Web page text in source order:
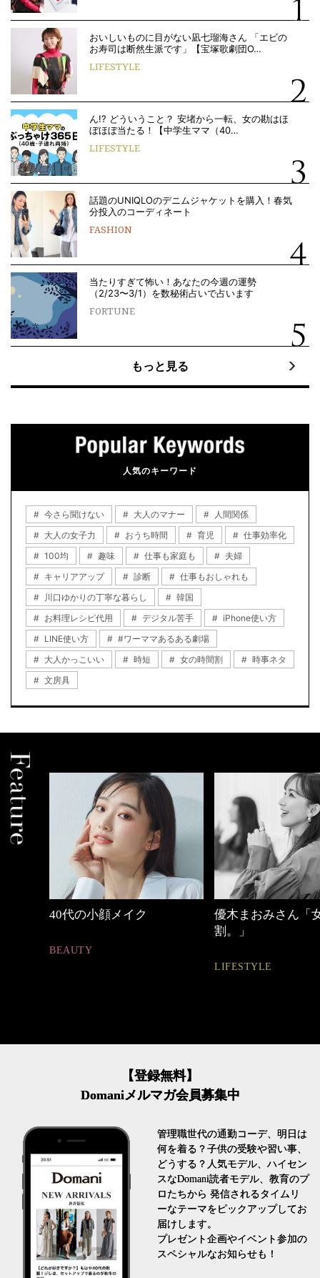
おいしいものに目がない凪七瑠海さん 「エビの
お寿司は断然生派です」【宝塚歌劇団O…
LIFESTYLE
ん!? どういうこと？ 安堵から一転、女の勘はほ
ぼほぼ当たる！【中学生ママ（40…
LIFESTYLE
話題のUNIQLOのデニムジャケットを購入！春気
分投入のコーディネート
FASHION
当たりすぎて怖い！あなたの今週の運勢
（2/23〜3/1）を数秘術占いで占います
FORTUNE
もっと見る
人気のキーワード
今さら聞けない 大人のマナー
人間関係
大人の女子力
おうち時間 育児
仕事効率化
100均
趣味 仕事も家庭も
夫婦
キャリアアップ
診断
仕事もおしゃれも
川口ゆかりの丁寧な暮らし
韓国
お料理レシピ代用
デジタル苦手
iPhone使い方
LINE使い方
#ワーママあるある劇場
大人かっこいい
時短 女の時間割
時事ネタ
文房具
優木まおみさん「女の時間
【ワーママのきれ
ュアル通勤】
FASHION
【登録無料】
Domaniメルマガ会員募集中
管理職世代の通勤コーデ、明日は
何を着る？子供の受験や習い事、
どうする？人気モデル、ハイセン
スなDomani読者モデル、教育のプ
ロたちから 発信されるタイムリ
ーなテーマをピックアップしてお
届けします。
プレゼント企画やイベント参加の
スペシャルなお知らせも！